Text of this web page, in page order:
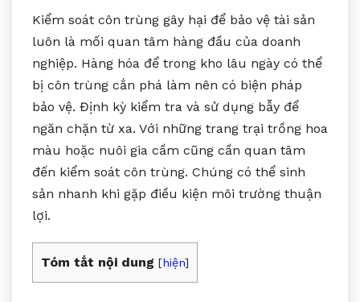
Kiểm soát côn trùng gây hại để bảo vệ tài sản
luôn là mối quan tâm hàng đầu của doanh
nghiệp. Hàng hóa để trong kho lâu ngày có thể
bị côn trùng cắn phá làm nên có biện pháp
bảo vệ. Định kỳ kiểm tra và sử dụng bẫy để
ngăn chặn từ xa. Với những trang trại trồng hoa
màu hoặc nuôi gia cầm cũng cần quan tâm
đến kiểm soát côn trùng. Chúng có thể sinh
sản nhanh khi gặp điều kiện môi trường thuận
lợi.
Tóm tắt nội dung [hiện]